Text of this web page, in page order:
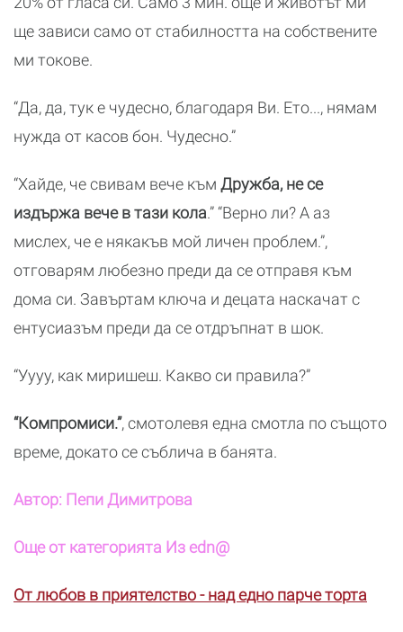
ще зависи само от стабилността на собствените
ми токове.
“Да, да, тук е чудесно, благодаря Ви. Ето..., нямам
нужда от касов бон. Чудесно.”
“Хайде, че свивам вече към Дружба, не се
издържа вече в тази кола.” “Верно ли? А аз
мислех, че е някакъв мой личен проблем.”,
отговарям любезно преди да се отправя към
дома си. Завъртам ключа и децата наскачат с
ентусиазъм преди да се отдръпнат в шок.
“Уууу, как миришеш. Какво си правила?”
“Компромиси.”, смотолевя една смотла по същото
време, докато се съблича в банята.
Автор: Пепи Димитрова
Още от категорията Из edn@
От любов в приятелство - над едно парче торта